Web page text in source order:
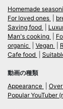
Homemade
For loved ones
Saving food
Man's cooking
organic
Vegan
Cafe food
動画の種類
Appearance
Popular YouTuber